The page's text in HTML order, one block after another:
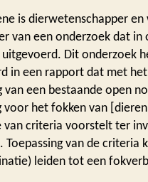
is dierwetenschapper en
van een onderzoek dat in
Dit onderzoek
in een rapport dat met
van een bestaande open
voor het fokken van
criteria voorstelt ter
Toepassing van de criteria
leiden tot een